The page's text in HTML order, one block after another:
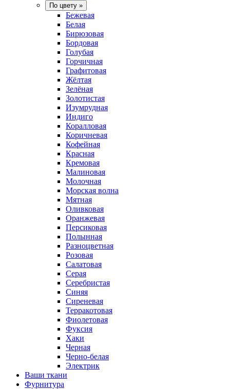
По цвету »
Бежевая
Белая
Бирюзовая
Бордовая
Голубая
Горчичная
Графитовая
Жёлтая
Зелёная
Золотистая
Изумрудная
Индиго
Коралловая
Коричневая
Кофейная
Красная
Кремовая
Малиновая
Молочная
Морская волна
Мятная
Оливковая
Оранжевая
Персиковая
Полынная
Разноцветная
Розовая
Салатовая
Серая
Серебристая
Синяя
Сиреневая
Терракотовая
Фиолетовая
Фуксия
Хаки
Черная
Черно-белая
Электрик
Ваши ткани
Фурнитура